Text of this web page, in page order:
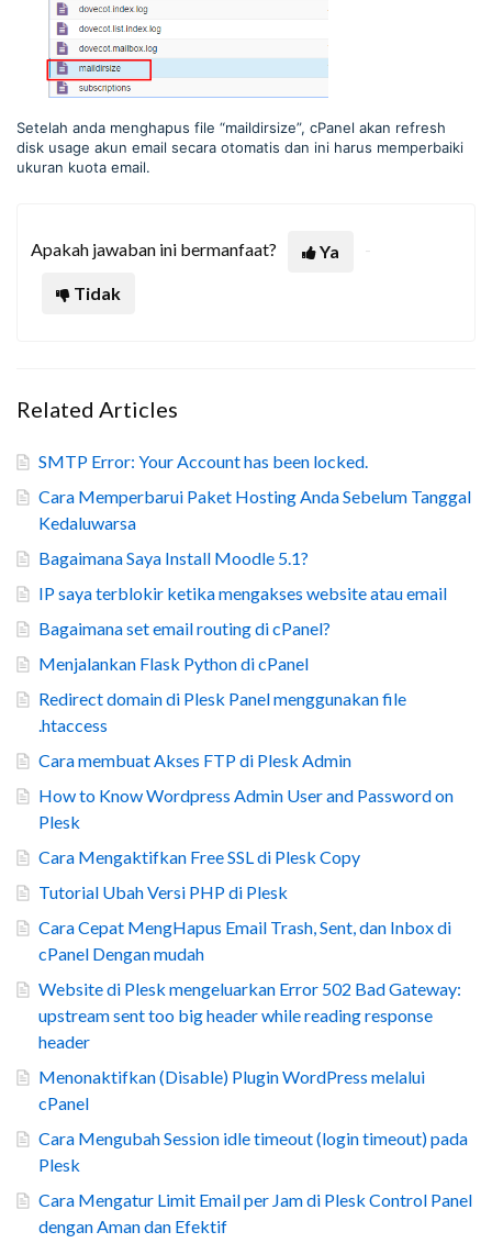
Setelah anda menghapus file “maildirsize”, cPanel akan refresh
disk usage akun email secara otomatis dan ini harus memperbaiki
ukuran kuota email.
Apakah jawaban ini bermanfaat?
Ya
Tidak
Related Articles
SMTP Error: Your Account has been locked.
Cara Memperbarui Paket Hosting Anda Sebelum Tanggal
Kedaluwarsa
Bagaimana Saya Install Moodle 5.1?
IP saya terblokir ketika mengakses website atau email
Bagaimana set email routing di cPanel?
Menjalankan Flask Python di cPanel
Redirect domain di Plesk Panel menggunakan file
.htaccess
Cara membuat Akses FTP di Plesk Admin
How to Know Wordpress Admin User and Password on
Plesk
Cara Mengaktifkan Free SSL di Plesk Copy
Tutorial Ubah Versi PHP di Plesk
Cara Cepat MengHapus Email Trash, Sent, dan Inbox di
cPanel Dengan mudah
Website di Plesk mengeluarkan Error 502 Bad Gateway:
upstream sent too big header while reading response
header
Menonaktifkan (Disable) Plugin WordPress melalui
cPanel
Cara Mengubah Session idle timeout (login timeout) pada
Plesk
Cara Mengatur Limit Email per Jam di Plesk Control Panel
dengan Aman dan Efektif